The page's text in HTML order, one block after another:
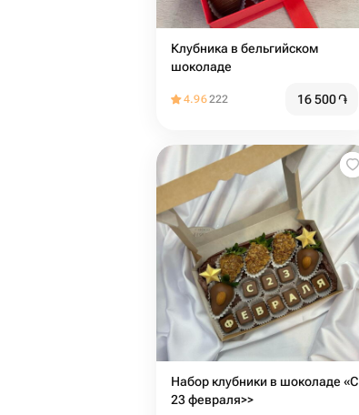
Клубника в бельгийском
шоколаде
4.96222 16 500֏
Набор клубники в шоколаде «С
23 февраля>>